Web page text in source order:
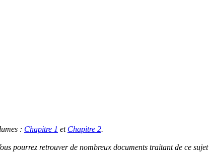
: Chapitre 1 et Chapitre 2.
pourrez retrouver de nombreux documents traitant de ce sujet